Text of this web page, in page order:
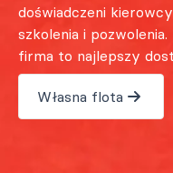
doświadczeni
szkolenia i
firma to najlepszy
Własna flota